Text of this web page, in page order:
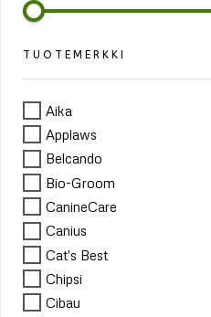
TUOTEMERKKI
Aika
Applaws
Belcando
Bio-Groom
CanineCare
Canius
Cat's Best
Chipsi
Cibau